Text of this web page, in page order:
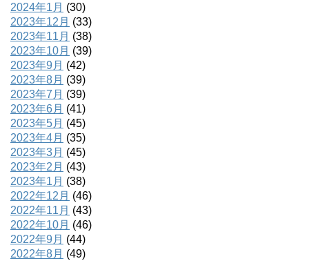
2024年1月 (30)
2023年12月 (33)
2023年11月 (38)
2023年10月 (39)
2023年9月 (42)
2023年8月 (39)
2023年7月 (39)
2023年6月 (41)
2023年5月 (45)
2023年4月 (35)
2023年3月 (45)
2023年2月 (43)
2023年1月 (38)
2022年12月 (46)
2022年11月 (43)
2022年10月 (46)
2022年9月 (44)
2022年8月 (49)